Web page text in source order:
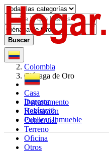
Ingresar
Regístrate
Publicar Inmueble
Buscar
Colombia
Ciénaga de Oro
Casa
Departamento
Habitación
Comercial
Terreno
Oficina
Otros